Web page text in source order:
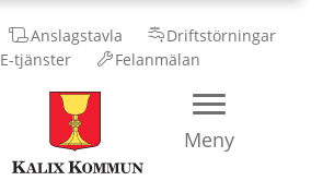
Anslagstavla
Driftstörningar
E-tjänster
Felanmälan
Kalix
Kommun
Meny